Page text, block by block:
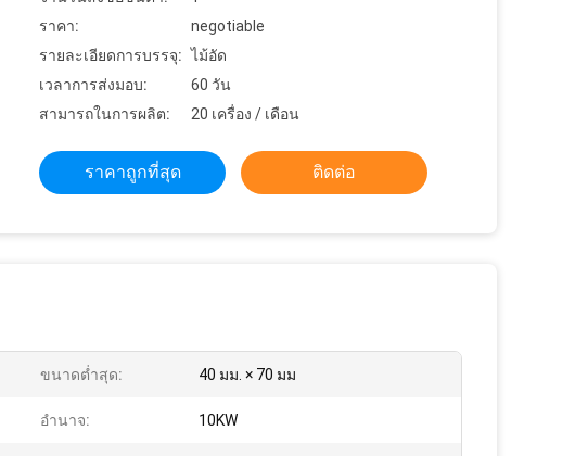
ราคา:
negotiable
รายละเอียดการบรรจุ: ไม้อัด
เวลาการส่งมอบ:
60 วัน
สามารถในการผลิต:
20 เครื่อง / เดือน
ราคาถูกที่สุด ติดต่อ
ขนาดต่ำสุด: 40 มม. × 70 มม
อำนาจ: 10KW